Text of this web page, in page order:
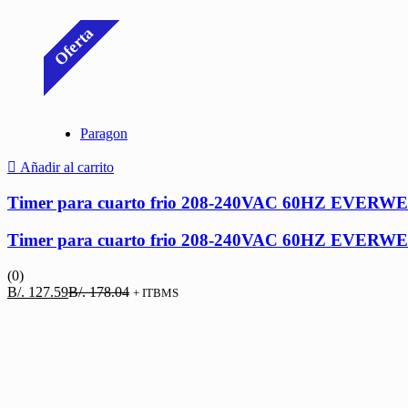
Oferta
Paragon
Añadir al carrito
Timer para cuarto frio 208-240VAC 60HZ
Timer para cuarto frio 208-240VAC 60HZ
(0)
B/. 127.59El
B/.178.04 El
+ ITBMS